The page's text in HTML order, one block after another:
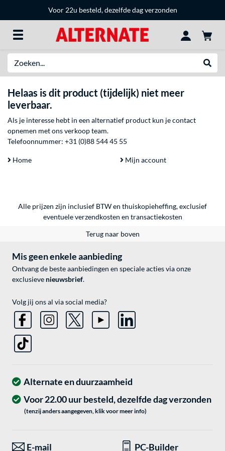
Voor 22u besteld, dezelfde dag verzonden
Helaas is dit product (tijdelijk) niet meer
leverbaar.
Als je interesse hebt in een alternatief product kun je contact
opnemen met ons verkoop team.
Telefoonnummer: +31 (0)88 544 45 55
Home Mijn account
Alle prijzen zijn inclusief BTW en thuiskopieheffing, exclusief
eventueleverzendkosten en transactiekosten
Terug naar boven
Mis geen enkele aanbieding
Ontvang de beste aanbiedingen en speciale acties via onze
exclusieve nieuwsbrief.
Volg jij ons al via social media?
Alternate en duurzaamheid
Voor 22.00 uur besteld, dezelfde dag verzonden
(tenzij anders aangegeven, klik voor meer info)
E-mail PC-Builder